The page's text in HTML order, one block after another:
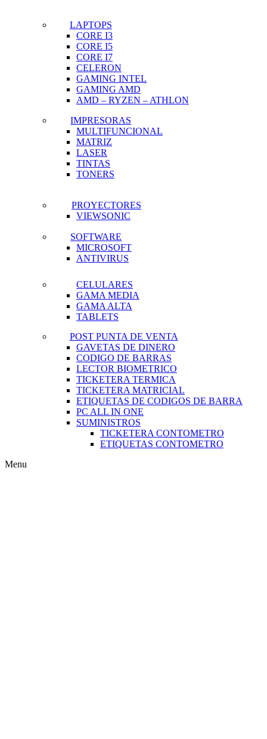
LAPTOPS
CORE I3
CORE I5
CORE I7
CELERON
GAMING INTEL
GAMING AMD
AMD – RYZEN – ATHLON
IMPRESORAS
MULTIFUNCIONAL
MATRIZ
LASER
TINTAS
TONERS
PROYECTORES
VIEWSONIC
SOFTWARE
MICROSOFT
ANTIVIRUS
CELULARES
GAMA MEDIA
GAMA ALTA
TABLETS
POST PUNTA DE VENTA
GAVETAS DE DINERO
CODIGO DE BARRAS
LECTOR BIOMETRICO
TICKETERA TERMICA
TICKETERA MATRICIAL
ETIQUETAS DE CODIGOS DE BARRA
PC ALL IN ONE
SUMINISTROS
TICKETERA CONTOMETRO
ETIQUETAS CONTOMETRO
Menu